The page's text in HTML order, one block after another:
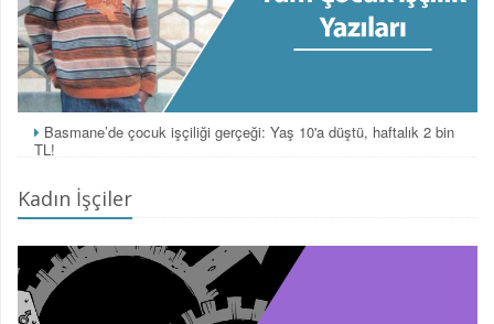
Basmane’de çocuk işçiliği gerçeği: Yaş 10'a düştü, haftalık 2 bin
TL!
Kadın İşçiler